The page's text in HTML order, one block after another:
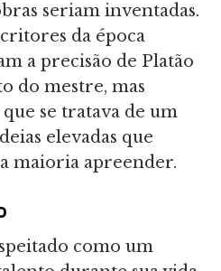
seriam inventadas.
da época
a precisão de Platão
do mestre, mas
se tratava de um
elevadas que
maioria apreender.
como um